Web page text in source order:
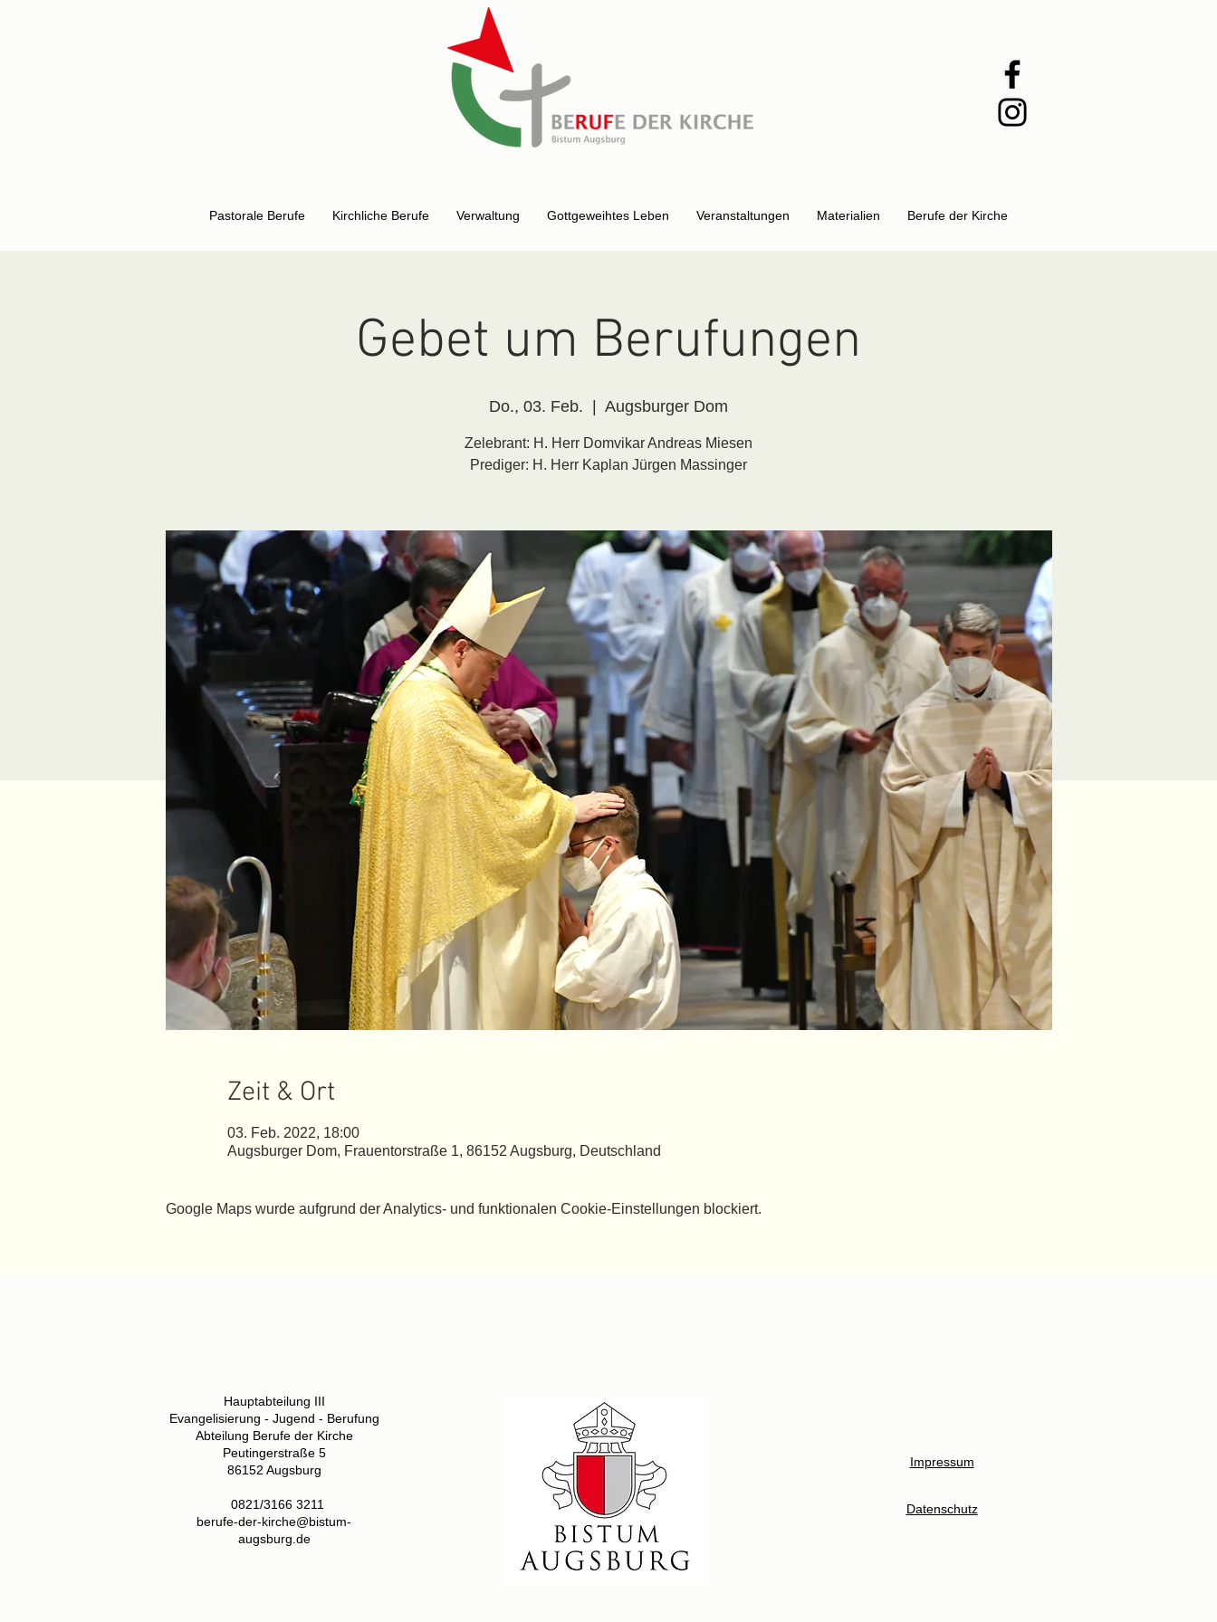
Pastorale Berufe Kirchliche Berufe Verwaltung Gottgeweihtes Leben Veranstaltungen Materialien Berufe der Kirche
Gebet um Berufungen
Do., 03. Feb. Augsburger Dom
Zelebrant: H. Herr Domvikar Andreas Miesen
Prediger: H. Herr Kaplan Jürgen Massinger
Zeit & Ort
03. Feb. 2022, 18:00
Augsburger Dom, Frauentorstraße 1, 86152 Augsburg, Deutschland
Google Maps wurde aufgrund der Analytics- und funktionalen Cookie-Einstellungen blockiert.
Hauptabteilung III
Evangelisierung - Jugend - Berufung
Abteilung Berufe der Kirche
Peutingerstraße 5
86152 Augsburg
0821/3166 3211
berufe-der-kirche@bistum-
augsburg.de
Impressum
Datenschutz